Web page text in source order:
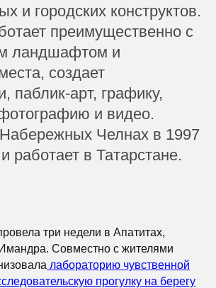
и городских конструктов.
преимущественно с
ландшафтом и
создает
паблик-арт, графику,
и видео.
Челнах в 1997
работает в Татарстане.
три недели в Апатитах,
Совместно с жителями
лабораторию чувственной
прогулку на берегу